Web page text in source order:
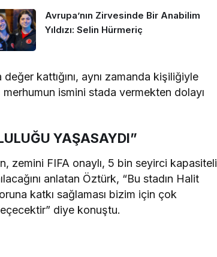
Avrupa’nın Zirvesinde Bir Anabilim
Yıldızı: Selin Hürmeriç
kattığını, aynı zamanda kişiliğiyle
ismini stada vermekten dolayı
YAŞASAYDI”
zemini FIFA onaylı, 5 bin seyirci kapasiteli
anlatan Öztürk, “Bu stadın Halit
katkı sağlaması bizim için çok
diye konuştu.